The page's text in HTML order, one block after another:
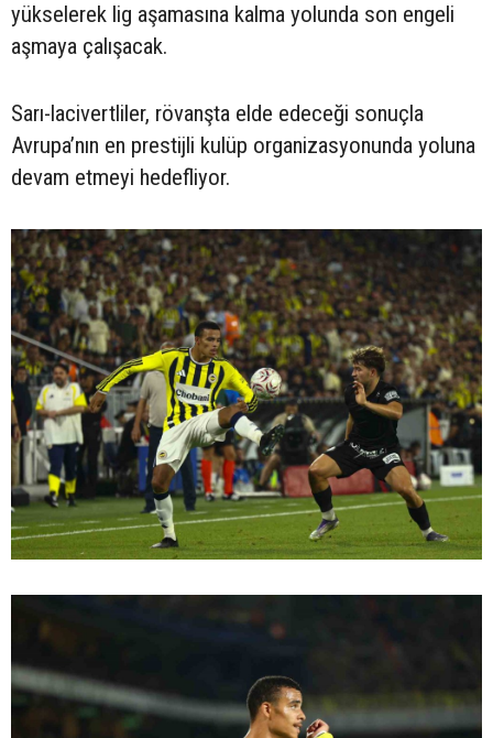
yükselerek lig aşamasına kalma yolunda son engeli
aşmaya çalışacak.
Sarı-lacivertliler, rövanşta elde edeceği sonuçla
Avrupa’nın en prestijli kulüp organizasyonunda yoluna
devam etmeyi hedefliyor.